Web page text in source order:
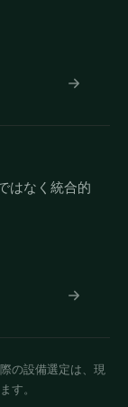
はなく統合的
の設備選定は、現
す。